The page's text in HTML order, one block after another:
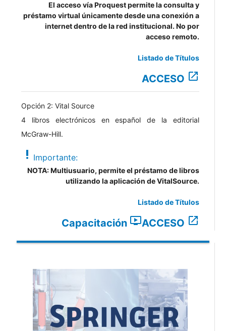
El acceso vía Proquest permite la consulta y
préstamo virtual únicamente desde una conexión a
internet dentro de la red institucional. No por
acceso remoto.
Listado de Títulos
ACCESO open_in_new
Opción 2: Vital Source
4 libros electrónicos en español de la editorial
McGraw-Hill.
priority_high Importante:
NOTA: Multiusuario, permite el préstamo de libros
utilizando la aplicación de VitalSource.
Listado de Títulos
ACCESO open_in_new
Capacitación ondemand_video